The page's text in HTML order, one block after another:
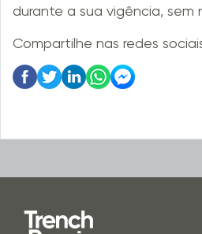
durante a sua vigência, sem
Compartilhe nas redes